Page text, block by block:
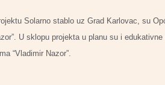
Solarno stablo uz Grad Karlovac, su
U sklopu projekta u planu su i
“Vladimir Nazor”.